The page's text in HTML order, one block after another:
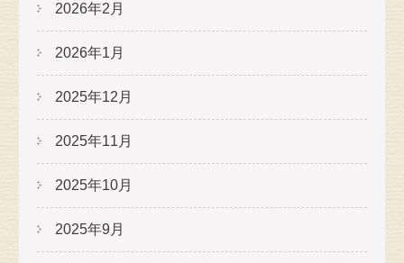
2026年2月
2026年1月
2025年12月
2025年11月
2025年10月
2025年9月